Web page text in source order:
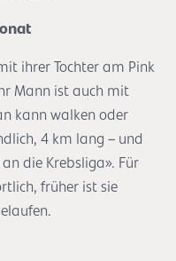
ihrer Tochter am Pink
Mann ist auch mit
kann walken oder
4 km lang – und
die Krebsliga». Für
früher ist sie